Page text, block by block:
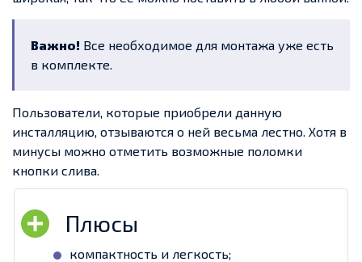
Важно! Все необходимое для монтажа уже есть
в комплекте.
Пользователи, которые приобрели данную
инсталляцию, отзываются о ней весьма лестно. Хотя в
минусы можно отметить возможные поломки
кнопки слива.
компактность и легкость;